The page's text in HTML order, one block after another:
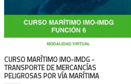
CURSO MARÍTIMO IMO-IMDG -
TRANSPORTE DE MERCANCÍAS
PELIGROSAS POR VÍA MARÍTIMA